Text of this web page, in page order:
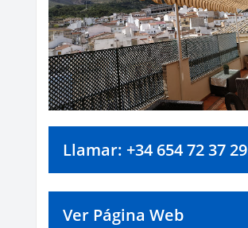
Llamar: +34 654 72 37 29
Ver Página Web